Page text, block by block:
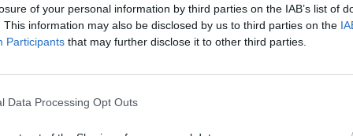
of your personal information by third parties on the IAB’s list of
This information may also be disclosed by us to third parties on the
Participants that may further disclose it to other third parties.
Data Processing Opt Outs
mažų problemų, kurių prisigalvoja ne jų rango